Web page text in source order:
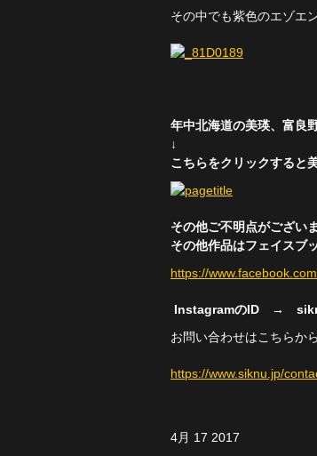
その中でも紫色のエゾエ
年中北海道の美瑛、富良
↓
こちらをクリックすると
その他ご不明点がござい
その他作品はフェイスブ
https://
InstagramのID →
お問い合わせはこちらか
https://www.siknu.jp/
4月 17 2017